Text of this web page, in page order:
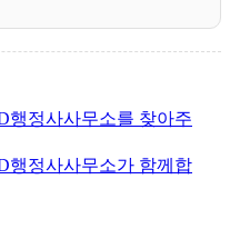
행정사사무소를 찾아주
행정사사무소가 함께합